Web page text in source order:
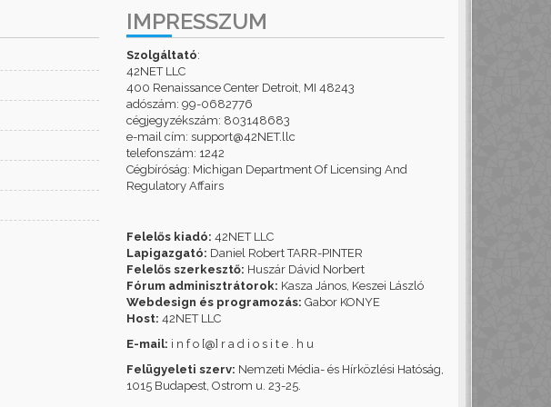
IMPRESSZUM
Szolgáltató:
42NET LLC
400 Renaissance Center Detroit, MI 48243
adószám: 99-0682776
cégjegyzékszám: 803148683
e-mail cím: support@42NET.llc
telefonszám: 1242
Cégbíróság: Michigan Department Of Licensing And
Regulatory Affairs
Felelős kiadó: 42NET LLC
Lapigazgató: Daniel Robert TARR-PINTER
Felelős szerkesztő: Huszár Dávid Norbert
Fórum adminisztrátorok: Kasza János, Keszei László
Webdesign és programozás: Gabor KONYE
Host: 42NET LLC
E-mail: i n f o [@] r a d i o s i t e . h u
Felügyeleti szerv: Nemzeti Média- és Hírközlési Hatóság,
1015 Budapest, Ostrom u. 23-25.